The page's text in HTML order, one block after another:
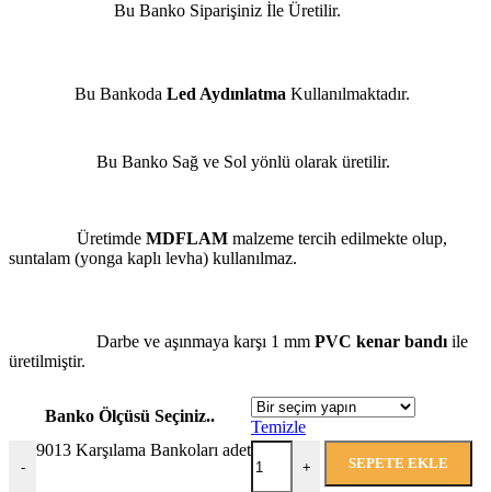
Bu Banko Siparişiniz İle Üretilir.
Bu Bankoda Led Aydınlatma Kullanılmaktadır.
Bu Banko Sağ ve Sol yönlü olarak üretilir.
Üretimde MDFLAM malzeme tercih edilmekte olup,
suntalam (yonga kaplı levha) kullanılmaz.
Darbe ve aşınmaya karşı 1 mm PVC kenar bandı ile
üretilmiştir.
Banko Ölçüsü Seçiniz..
Temizle
-
9013 Karşılama Bankoları adet
+ SEPETE EKLE